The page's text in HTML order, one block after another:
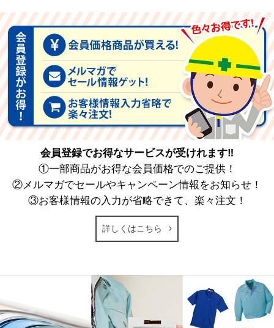
会員登録でお得なサービスが受けれます‼
①一部商品がお得な会員価格でのご提供！
②メルマガでセールやキャンペーン情報をお知らせ！
③お客様情報の入力が省略できて、楽々注文！
詳しくはこちら